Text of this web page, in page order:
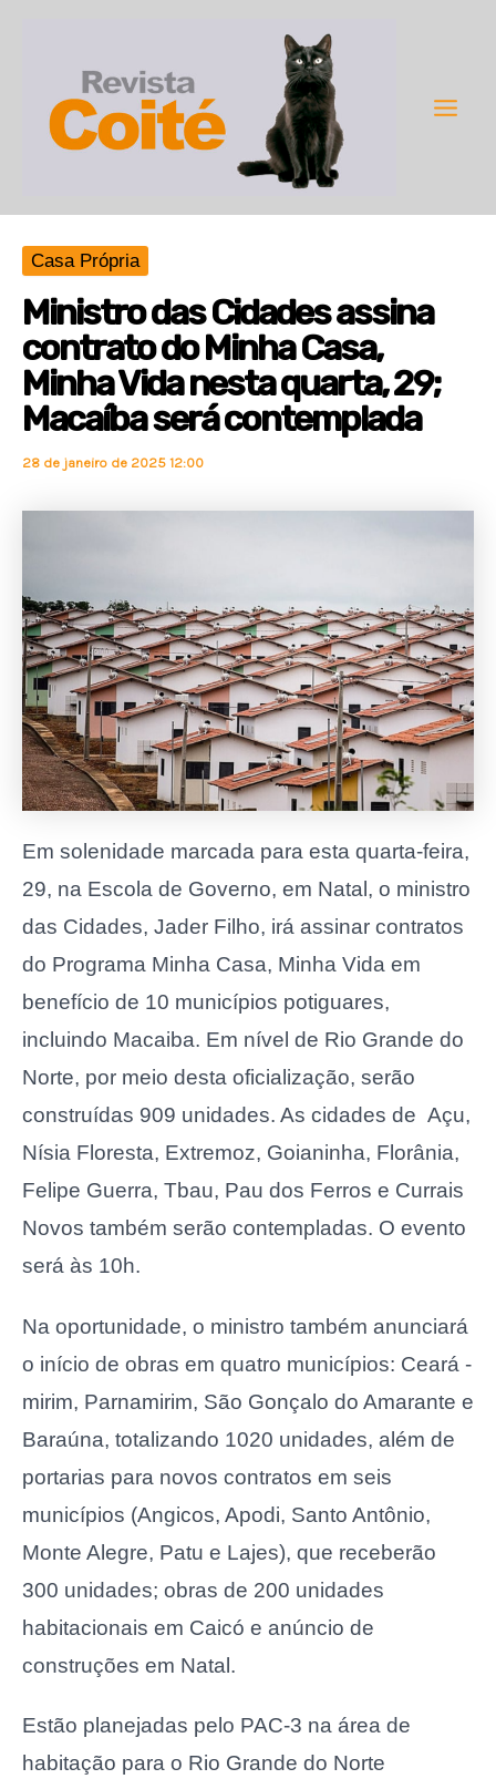
conteúdo
Casa Própria
Ministro das Cidades assina
contrato do Minha Casa,
Minha Vida nesta quarta, 29;
Macaíba será contemplada
28 de janeiro de 2025 12:00
Em solenidade marcada para esta quarta-feira,
29, na Escola de Governo, em Natal, o ministro
das Cidades, Jader Filho, irá assinar contratos
do Programa Minha Casa, Minha Vida em
benefício de 10 municípios potiguares,
incluindo Macaiba. Em nível de Rio Grande do
Norte, por meio desta oficialização, serão
construídas 909 unidades. As cidades de Açu,
Nísia Floresta, Extremoz, Goianinha, Florânia,
Felipe Guerra, Tbau, Pau dos Ferros e Currais
Novos também serão contempladas. O evento
será às 10h.
Na oportunidade, o ministro também anunciará
o início de obras em quatro municípios: Ceará -
mirim, Parnamirim, São Gonçalo do Amarante e
Baraúna, totalizando 1020 unidades, além de
portarias para novos contratos em seis
municípios (Angicos, Apodi, Santo Antônio,
Monte Alegre, Patu e Lajes), que receberão
300 unidades; obras de 200 unidades
habitacionais em Caicó e anúncio de
construções em Natal.
Estão planejadas pelo PAC-3 na área de
habitação para o Rio Grande do Norte